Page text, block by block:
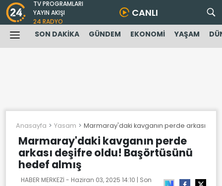
TV PROGRAMLARI
YAYIN AKIŞI
24 RADYO
CANLI
SON DAKİKA GÜNDEM EKONOMİ YAŞAM
Anasayfa Yasam Marmaray'daki kavganın perde arkası
Marmaray'daki kavganın perde
arkası deşifre oldu! Başörtüsünü
hedef almış
HABER MERKEZİ - Haziran 03, 2025 14:10 | Son